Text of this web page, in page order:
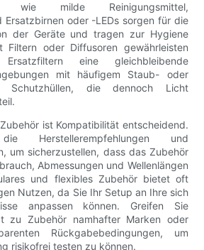
wie milde Reinigungsmittel,
Ersatzbirnen oder -LEDs sorgen für die
der Geräte und tragen zur Hygiene
Filtern oder Diffusoren gewährleisten
eine gleichbleibende
mit häufigem Staub- oder
Schutzhüllen, die dennoch Licht
ist Kompatibilität entscheidend.
Herstellerempfehlungen und
um sicherzustellen, dass das Zubehör
Abmessungen und Wellenlängen
und flexibles Zubehör bietet oft
Nutzen, da Sie Ihr Setup an Ihre sich
anpassen können. Greifen Sie
zu Zubehör namhafter Marken oder
Rückgabebedingungen, um
risikofrei testen zu können.